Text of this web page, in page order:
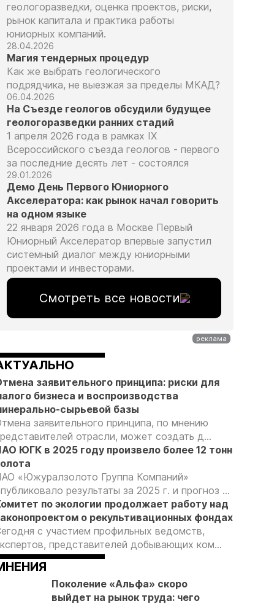
Продажи
золотых
слитков через
Россельхозбанк
выросли на 31%
в первом
полугодии
Суд взыскал с
«ЗапСибЗолото»
более 7 млн
рублей за
нарушение
природоохранных
требований при
04.08.26
принципа:
в
В Якутии
поддержат
юниорные
компании
«Полюс»
увеличит
переработку
руды в
Якутии до 5
миллионов
ДОМ.РФ и
ПАО
«Селигдар»
реализуют
в Якутии
арендного
жилья
геологоразведки, оценка проектов, риски,
рынок капитала и практика работы
юниорных компаний.
28.04.2026
Магия тендерных процедур
Как же выбрать геологического
подрядчика, не выезжая за пределы МКАД?
06.04.2026
На Съезде геологов обсудили будущее
геологоразведки ранних стадий
1 апреля 2026 года в рамках IX
Всероссийского съезда геологов - первого
за последние десять лет - состоялся
29.01.2026
Демо День Первого Юниорного
Акселератора: как рынок начал говорить
на одном языке
22 января 2026 года в Москве Первый
Юниорный Акселератор впервые запустил
системный диалог между юниорными
проектами и инвесторами.
Смотреть все новости
заявительного принципа: риски для
бизнеса и воспроизводства
сырьевой базы
заявительного принципа, по мнению
отрасли, может создать д...
ЮГК в 2025 году произвело более 12 тонн
«Южуралзолото Группа Компаний»
результаты за 2025 г. и прогноз ...
по экологии продолжает работу над
о рекультивационных фондах
с участием профильных ведомств,
представителей добывающих ком...
Поколение «Альфа» скоро
выйдет на рынок труда: чего